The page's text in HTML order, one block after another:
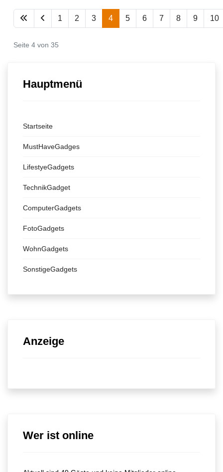
1 2 3 4 5 6 7 8 9 10
Seite 4 von 35
Hauptmenü
Startseite
MustHaveGadges
LifestyeGadgets
TechnikGadget
ComputerGadgets
FotoGadgets
WohnGadgets
SonstigeGadgets
Anzeige
Wer ist online